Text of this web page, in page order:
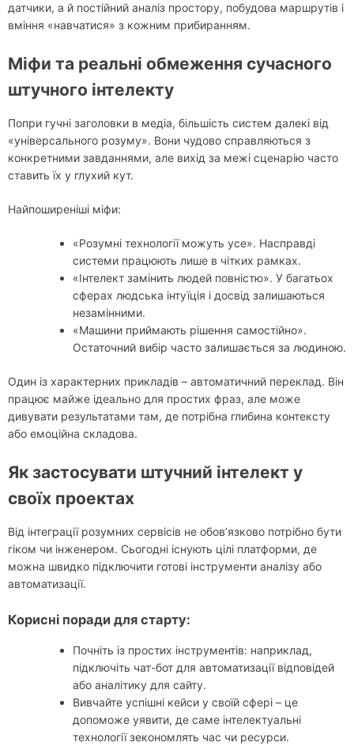
датчики, а й постійний аналіз простору, побудова маршрутів і
вміння «навчатися» з кожним прибиранням.
Міфи та реальні обмеження сучасного
штучного інтелекту
Попри гучні заголовки в медіа, більшість систем далекі від
«універсального розуму». Вони чудово справляються з
конкретними завданнями, але вихід за межі сценарію часто
ставить їх у глухий кут.
Найпоширеніші міфи:
«Розумні технології можуть усе». Насправді
системи працюють лише в чітких рамках.
«Інтелект замінить людей повністю». У багатьох
сферах людська інтуїція і досвід залишаються
незамінними.
«Машини приймають рішення самостійно».
Остаточний вибір часто залишається за людиною.
Один із характерних прикладів – автоматичний переклад. Він
працює майже ідеально для простих фраз, але може
дивувати результатами там, де потрібна глибина контексту
або емоційна складова.
Як застосувати штучний інтелект у
своїх проектах
Від інтеграції розумних сервісів не обов’язково потрібно бути
гіком чи інженером. Сьогодні існують цілі платформи, де
можна швидко підключити готові інструменти аналізу або
автоматизації.
Корисні поради для старту:
Почніть із простих інструментів: наприклад,
підключіть чат-бот для автоматизації відповідей
або аналітику для сайту.
Вивчайте успішні кейси у своїй сфері – це
допоможе уявити, де саме інтелектуальні
технології зекономлять час чи ресурси.